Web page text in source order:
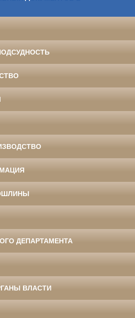
ДЕПАРТАМЕНТА
ВЛАСТИ